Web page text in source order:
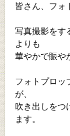
皆さん、フォ
写真撮影をす
よりも
華やかで賑や
フォトプロッ
が、
吹き出しをつ
ます。